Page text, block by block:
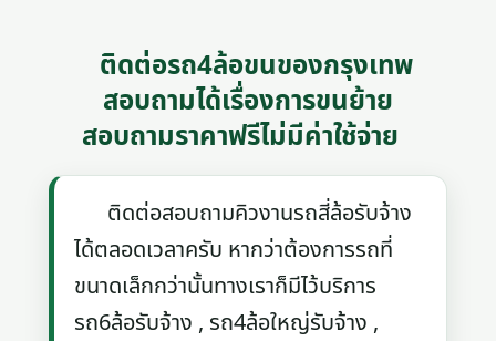
ติดต่อรถ4ล้อขนของกรุงเทพ
สอบถามได้เรื่องการขนย้าย
สอบถามราคาฟรีไม่มีค่าใช้จ่าย
ติดต่อสอบถามคิวงานรถสี่ล้อรับจ้าง
ได้ตลอดเวลาครับ หากว่าต้องการรถที่
ขนาดเล็กกว่านั้นทางเราก็มีไว้บริการ
รถ6ล้อรับจ้าง , รถ4ล้อใหญ่รับจ้าง ,